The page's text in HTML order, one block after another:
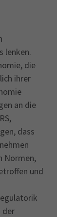
lenken.
die
ihrer
an die
dass
Normen,
und
der